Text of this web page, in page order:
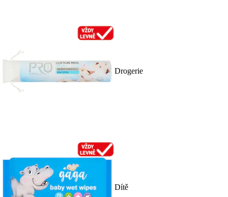
Drogerie
Dítě